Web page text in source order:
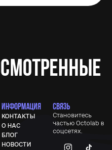
ИНФОРМАЦИЯ
КОНТАКТЫ
О НАС
БЛОГ
НОВОСТИ
СВЯЗЬ
Становитесь
частью Octolab в
соцсетях.